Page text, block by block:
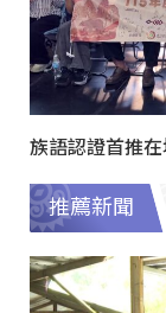
族語認證首推
推薦新聞